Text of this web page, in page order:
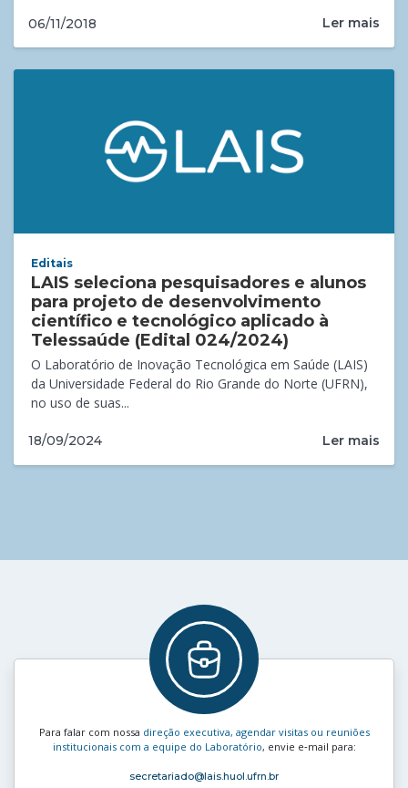
06/11/2018 Ler mais
Editais
LAIS seleciona pesquisadores e alunos
para projeto de desenvolvimento
científico e tecnológico aplicado à
Telessaúde (Edital 024/2024)
O Laboratório de Inovação Tecnológica em Saúde (LAIS)
da Universidade Federal do Rio Grande do Norte (UFRN),
no uso de suas...
18/09/2024 Ler mais
Para falar com nossa direção executiva, agendar visitas ou reuniões
institucionais com a equipe do Laboratório, envie e‑mail para:
secretariado@lais.huol.ufrn.br